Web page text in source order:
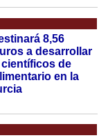
8,56
a desarrollar
de
en la